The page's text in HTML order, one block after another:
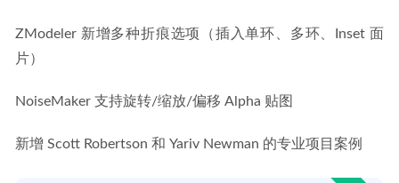
ZModeler 新增多种折痕选项（插入单环、多环、Inset 面
片）
NoiseMaker 支持旋转/缩放/偏移 Alpha 贴图
新增 Scott Robertson 和 Yariv Newman 的专业项目案例